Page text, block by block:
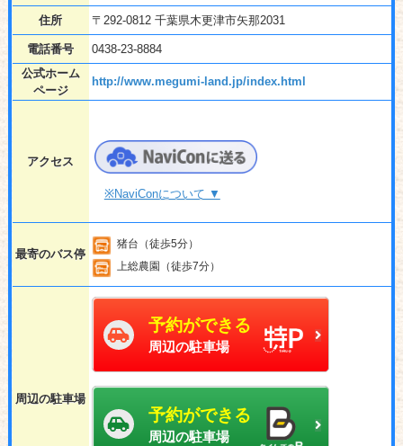
住所 〒292-0812 千葉県木更津市矢那2031
電話番号
0438-23-8884
公式ホーム
ページ
http://www.megumi-land.jp/index.html
アクセス
※NaviConについて ▼
最寄のバス停
猪台（徒歩5分）
上総農園（徒歩7分）
周辺の駐車場
予約ができる
周辺の駐車場
予約ができる
周辺の駐車場